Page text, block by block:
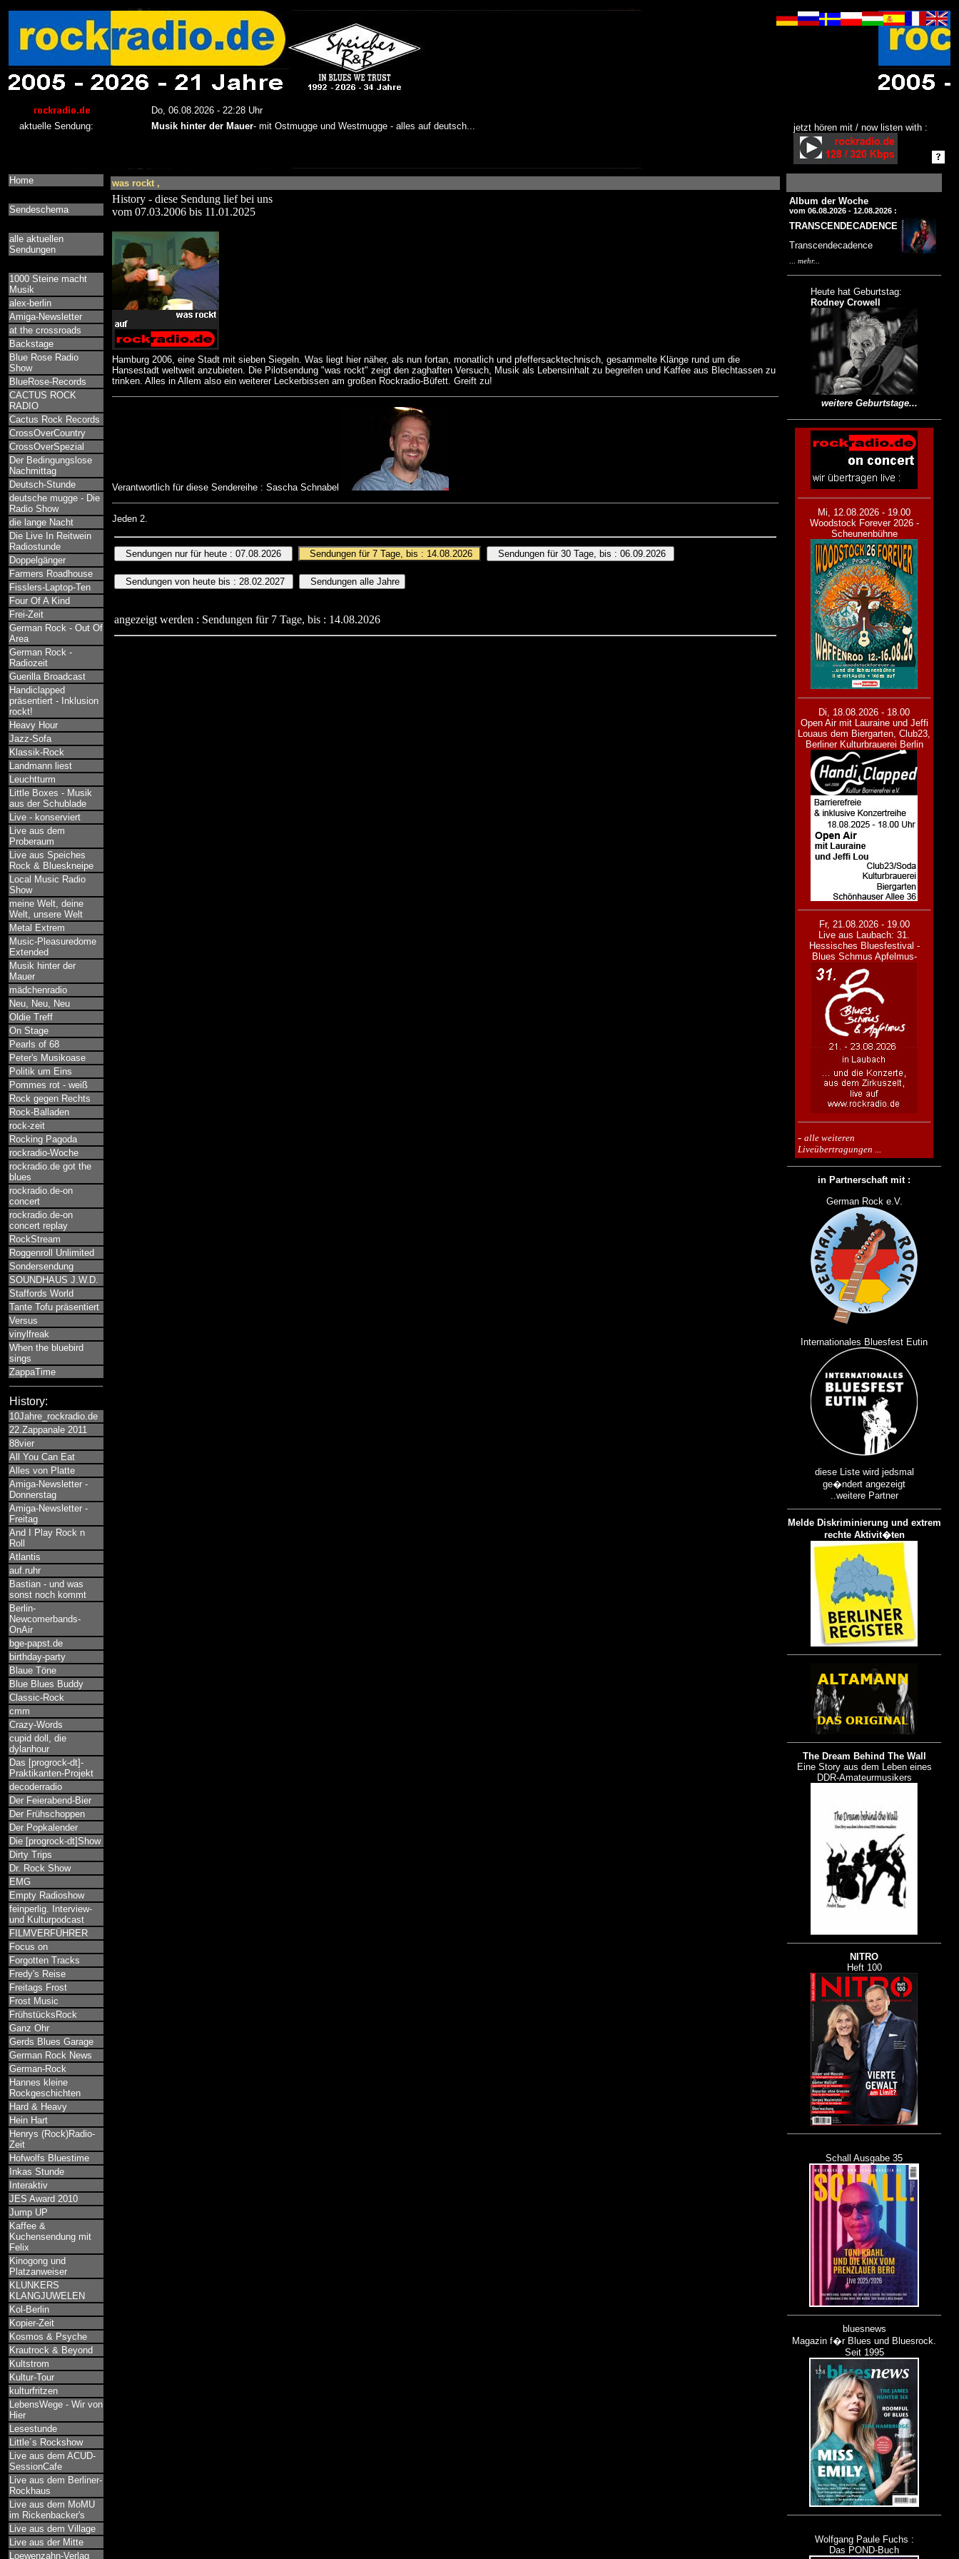
jetzt hören mit / now listen with :
Home
Sendeschema
alle aktuellen
Sendungen
1000 Steine macht
Musik
alex-berlin
Amiga-Newsletter
at the crossroads
Backstage
Blue Rose Radio
Show
BlueRose-Records
CACTUS ROCK
RADIO
Cactus Rock Records
CrossOverCountry
CrossOverSpezial
Der Bedingungslose
Nachmittag
Deutsch-Stunde
deutsche mugge - Die
Radio Show
die lange Nacht
Die Live In Reitwein
Radiostunde
Doppelgänger
Farmers Roadhouse
Fisslers-Laptop-Ten
Four Of A Kind
Frei-Zeit
German Rock - Out Of
Area
German Rock -
Radiozeit
Guerilla Broadcast
Handiclapped
präsentiert - Inklusion
rockt!
Heavy Hour
Jazz-Sofa
Klassik-Rock
Landmann liest
Leuchtturm
Little Boxes - Musik
aus der Schublade
Live - konserviert
Live aus dem
Proberaum
Live aus Speiches
Rock & Blueskneipe
Local Music Radio
Show
meine Welt, deine
Welt, unsere Welt
Metal Extrem
Music-Pleasuredome
Extended
Musik hinter der
Mauer
mädchenradio
Neu, Neu, Neu
Oldie Treff
On Stage
Pearls of 68
Peter's Musikoase
Politik um Eins
Pommes rot - weiß
Rock gegen Rechts
Rock-Balladen
rock-zeit
Rocking Pagoda
rockradio-Woche
rockradio.de got the
blues
rockradio.de-on
concert
rockradio.de-on
concert replay
RockStream
Roggenroll Unlimited
Sondersendung
SOUNDHAUS J.W.D.
Staffords World
Tante Tofu präsentiert
Versus
vinylfreak
When the bluebird
sings
ZappaTime
History:
10Jahre_rockradio.de
22.Zappanale 2011
88vier
All You Can Eat
Alles von Platte
Amiga-Newsletter -
Donnerstag
Amiga-Newsletter -
Freitag
And I Play Rock n
Roll
Atlantis
auf.ruhr
Bastian - und was
sonst noch kommt
Berlin-
Newcomerbands-
OnAir
bge-papst.de
birthday-party
Blaue Töne
Blue Blues Buddy
Classic-Rock
cmm
Crazy-Words
cupid doll, die
dylanhour
Das [progrock-dt]-
Praktikanten-Projekt
decoderradio
Der Feierabend-Bier
Der Frühschoppen
Der Popkalender
Die [progrock-dt]Show
Dirty Trips
Dr. Rock Show
EMG
Empty Radioshow
feinperlig. Interview-
und Kulturpodcast
FILMVERFÜHRER
Focus on
Forgotten Tracks
Fredy's Reise
Freitags Frost
Frost Music
FrühstücksRock
Ganz Ohr
Gerds Blues Garage
German Rock News
German-Rock
Hannes kleine
Rockgeschichten
Hard & Heavy
Hein Hart
Henrys (Rock)Radio-
Zeit
Hofwolfs Bluestime
Inkas Stunde
Interaktiv
JES Award 2010
Jump UP
Kaffee &
Kuchensendung mit
Felix
Kinogong und
Platzanweiser
KLUNKERS
KLANGJUWELEN
Kol-Berlin
Kopier-Zeit
Kosmos & Psyche
Krautrock & Beyond
Kultstrom
Kultur-Tour
kulturfritzen
LebensWege - Wir von
Hier
Lesestunde
Little´s Rockshow
Live aus dem ACUD-
SessionCafe
Live aus dem Berliner-
Rockhaus
Live aus dem MoMU
im Rickenbacker's
Live aus dem Village
Live aus der Mitte
Loewenzahn-Verlag
was rockt ,
History - diese Sendung lief bei uns
vom 07.03.2006 bis 11.01.2025
Hamburg 2006, eine Stadt mit sieben Siegeln. Was liegt hier näher, als nun fortan, monatlich und pfeffersacktechnisch, gesammelte Klänge rund um die
Hansestadt weltweit anzubieten. Die Pilotsendung "was rockt" zeigt den zaghaften Versuch, Musik als Lebensinhalt zu begreifen und Kaffee aus Blechtassen zu
trinken. Alles in Allem also ein weiterer Leckerbissen am großen Rockradio-Büfett. Greift zu!
Verantwortlich für diese Sendereihe : Sascha Schnabel
Jeden 2.
angezeigt werden : Sendungen für 7 Tage, bis : 14.08.2026
Album der Woche
vom 06.08.2026 - 12.08.2026 :
TRANSCENDECADENCE
Transcendecadence
mehr...
Heute hat Geburtstag:
Rodney Crowell
weitere Geburtstage...
Mi, 12.08.2026 - 19.00
Woodstock Forever 2026 -
Scheunenbühne
Di, 18.08.2026 - 18.00
Open Air mit Lauraine und Jeffi
Louaus dem Biergarten, Club23,
Berliner Kulturbrauerei Berlin
Fr, 21.08.2026 - 19.00
Live aus Laubach: 31.
Hessisches Bluesfestival -
Blues Schmus Apfelmus-
- alle weiteren
Liveübertragungen ...
in Partnerschaft mit :
German Rock e.V.
Internationales Bluesfest Eutin
diese Liste wird jedsmal
ge�ndert angezeigt
..weitere Partner
Melde Diskriminierung und extrem
rechte Aktivit�ten
The Dream Behind The Wall
Eine Story aus dem Leben eines
DDR-Amateurmusikers
NITRO
Heft 100
Schall Ausgabe 35
bluesnews
Magazin f�r Blues und Bluesrock.
Seit 1995
Wolfgang Paule Fuchs :
Das POND-Buch